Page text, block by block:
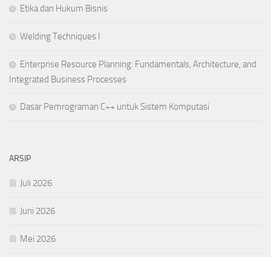
Etika dan Hukum Bisnis
Welding Techniques I
Enterprise Resource Planning: Fundamentals, Architecture, and
Integrated Business Processes
Dasar Pemrograman C++ untuk Sistem Komputasi
ARSIP
Juli 2026
Juni 2026
Mei 2026